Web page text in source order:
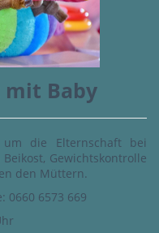
Baby
die Elternschaft bei
Gewichtskontrolle
den Müttern.
0660 6573 669